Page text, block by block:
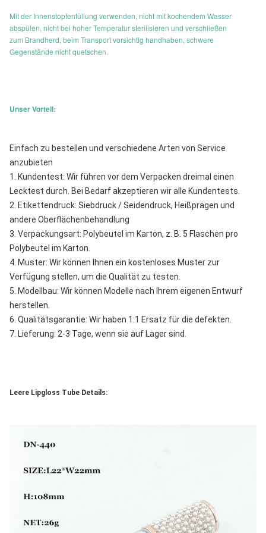
Mit der Innenstopfenfüllung verwenden, nicht mit kochendem Wasser
abspülen, nicht bei hoher Temperatur sterilisieren und verschließen
zum Brandherd, beim Transport vorsichtig handhaben, schwere
Gegenstände nicht quetschen.
Unser Vorteil:
Einfach zu bestellen und verschiedene Arten von Service
anzubieten
1. Kundentest: Wir führen vor dem Verpacken dreimal einen
Lecktest durch. Bei Bedarf akzeptieren wir alle Kundentests.
2. Etikettendruck: Siebdruck / Seidendruck, Heißprägen und
andere Oberflächenbehandlung
3. Verpackungsart: Polybeutel im Karton, z. B. 5 Flaschen pro
Polybeutel im Karton.
4. Muster: Wir können Ihnen ein kostenloses Muster zur
Verfügung stellen, um die Qualität zu testen.
5. Modellbau: Wir können Modelle nach Ihrem eigenen Entwurf
herstellen.
6. Qualitätsgarantie: Wir haben 1:1 Ersatz für die defekten.
7. Lieferung: 2-3 Tage, wenn sie auf Lager sind.
Leere Lipgloss Tube Details: